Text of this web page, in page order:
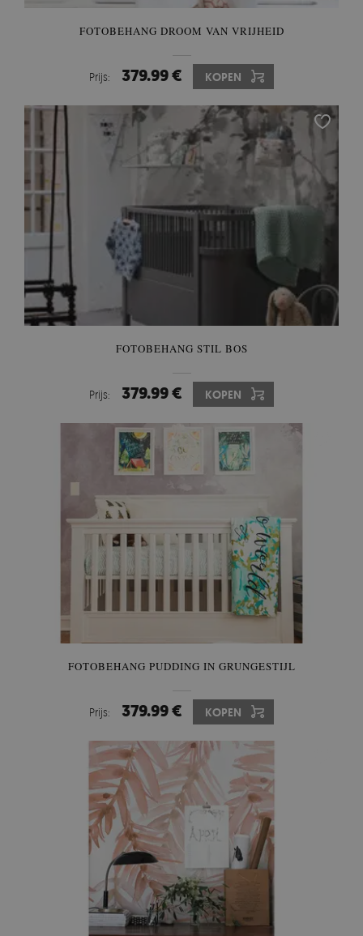
FOTOBEHANG DROOM VAN VRIJHEID
Prijs: 379.99 € KOPEN
FOTOBEHANG STIL BOS
Prijs: 379.99 € KOPEN
FOTOBEHANG PUDDING IN GRUNGESTIJL
Prijs: 379.99 € KOPEN